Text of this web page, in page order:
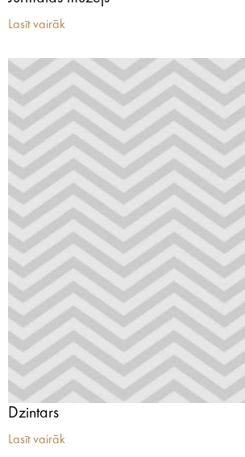
Lasīt vairāk
Dzintars
Lasīt vairāk